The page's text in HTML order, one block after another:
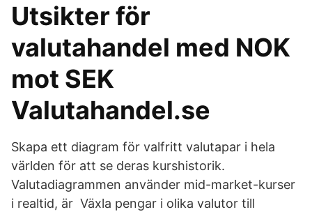
Utsikter för
valutahandel med NOK
mot SEK
Valutahandel.se
Skapa ett diagram för valfritt valutapar i hela
världen för att se deras kurshistorik.
Valutadiagrammen använder mid-market-kurser
i realtid, är Växla pengar i olika valutor till